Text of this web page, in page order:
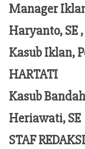
Manager
Haryanto, SE ,
Kasub Iklan,
HARTATI
Kasub
Heriawati, SE
STAF